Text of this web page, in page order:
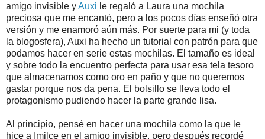
amigo invisible yAuxi le regaló a Laura una mochila
preciosa que me encantó, pero a los pocos días enseñó otra
versión y me enamoró aún más. Por suerte para mi (y toda
la blogosfera), Auxi ha hecho un tutorial con patrón para que
podamos hacer en serie estas mochilas. El tamaño es ideal
y sobre todo la encuentro perfecta para usar esa tela tesoro
que almacenamos como oro en paño y que no queremos
gastar porque nos da pena. El bolsillo se lleva todo el
protagonismo pudiendo hacer la parte grande lisa.
Al principio, pensé en hacer una mochila como la que le
hice a Imilce en el amigo invisible, pero después recordé